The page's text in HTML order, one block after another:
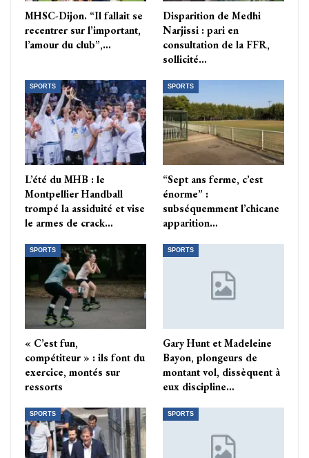
MHSC-Dijon. “Il fallait se
recentrer sur l’important,
l’amour du club”,…
Disparition de Medhi
Narjissi : pari en
consultation de la FFR,
sollicité…
SPORTS
L’été du MHB : le
Montpellier Handball
trompé la assiduité et vise
le armes de crack…
SPORTS
“Sept ans ferme, c’est
énorme” :
subséquemment l’chicane
apparition…
SPORTS
« C’est fun,
compétiteur » : ils font du
exercice, montés sur
ressorts
SPORTS
Gary Hunt et Madeleine
Bayon, plongeurs de
montant vol, dissèquent à
eux discipline…
SPORTS SPORTS